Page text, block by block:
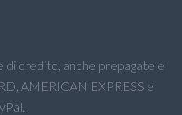
credito, anche prepagate e
AMERICAN EXPRESS e